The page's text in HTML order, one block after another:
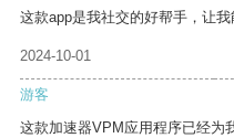
这款app是我社交的好帮手，让
2024-10-01
游客
这款加速器VPM应用程序已经为